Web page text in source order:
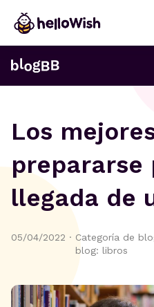
Los
prepararse
llegada de
05/04/2022 · Categoría de
blog: libros